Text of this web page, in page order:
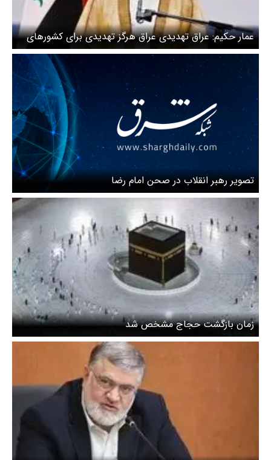
عمار حکیم: عراق تهدیدی عراق هرگز تهدیدی برای کشورهای
همسایه نخواهد بود
تصویر رهبر انقلاب در صحن امام رضا
زمان بازگشت حجاج مشخص شد